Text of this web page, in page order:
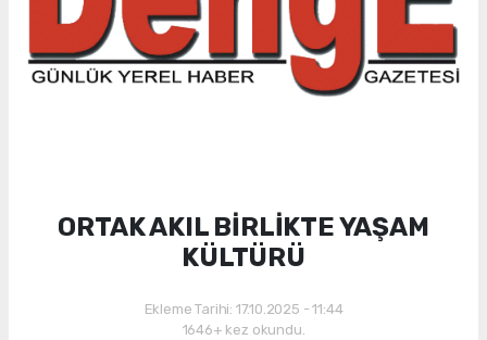
ORTAK AKIL BİRLİKTE YAŞAM
KÜLTÜRÜ
Ekleme Tarihi: 17.10.2025 - 11:44
1646+ kez okundu.